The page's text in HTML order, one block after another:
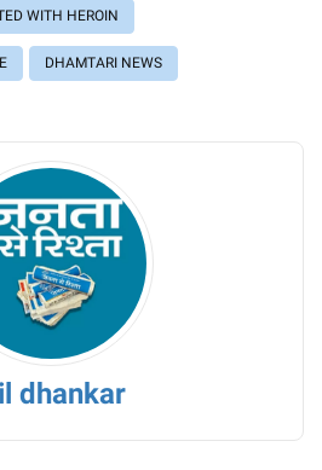
WITH HEROIN
DHAMTARI NEWS
dhankar